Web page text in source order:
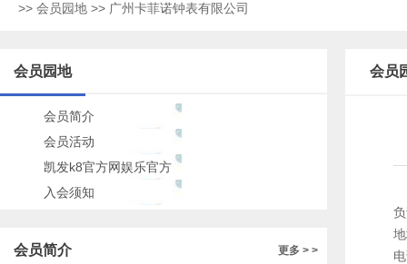
>> 会员园地 >> 广州卡菲诺钟表有限公司
会员园地
会员简介
会员活动
凯发k8官方网娱乐官方
的公告
入会须知
更多 > >
会员简介
会员